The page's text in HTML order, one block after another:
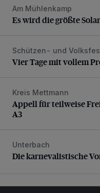
Es wird die größte
Am Mühlenkamp
Es wird die größte
Vier Tage mit vollem
Schützen- und
Vier Tage mit vollem
Appell für teilweise
Kreis Mettmann
Appell für teilweise
A3
Die karnevalistische
Unterbach
Die karnevalistische